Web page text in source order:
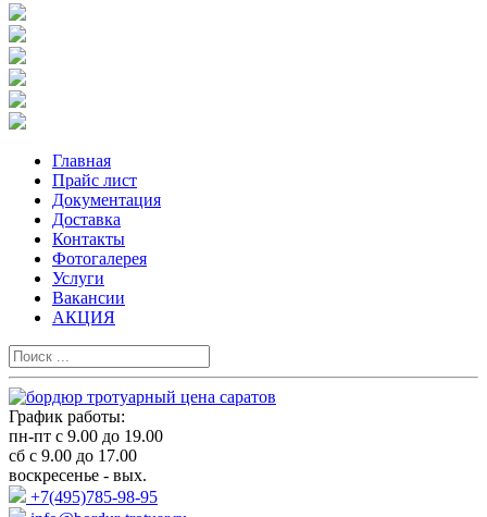
Главная
Прайс лист
Документация
Доставка
Контакты
Фотогалерея
Услуги
Вакансии
АКЦИЯ
График работы:
пн-пт с 9.00 до 19.00
сб с 9.00 до 17.00
воскресенье - вых.
+7(495)785-98-95